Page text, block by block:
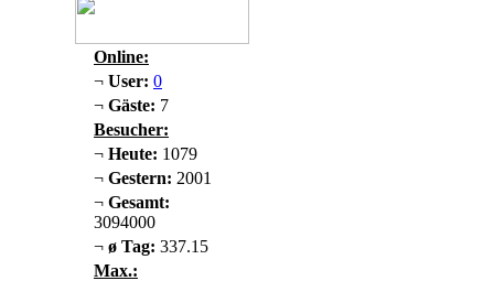
Online:
¬ User: 0
¬ Gäste: 7
Besucher:
¬ Heute: 1079
¬ Gestern: 2001
¬ Gesamt:
3094000
¬ ø Tag: 337.15
Max.: